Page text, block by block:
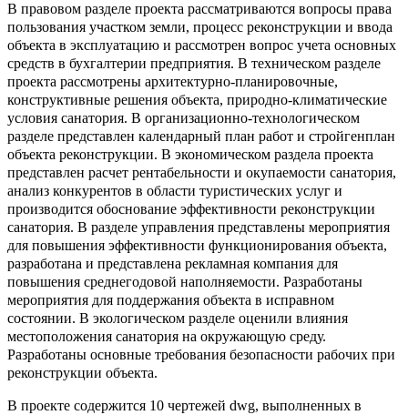
В правовом разделе проекта рассматриваются вопросы права
пользования участком земли, процесс реконструкции и ввода
объекта в эксплуатацию и рассмотрен вопрос учета основных
средств в бухгалтерии предприятия. В техническом разделе
проекта рассмотрены архитектурно-планировочные,
конструктивные решения объекта, природно-климатические
условия санатория. В организационно-технологическом
разделе представлен календарный план работ и стройгенплан
объекта реконструкции. В экономическом раздела проекта
представлен расчет рентабельности и окупаемости санатория,
анализ конкурентов в области туристических услуг и
производится обоснование эффективности реконструкции
санатория. В разделе управления представлены мероприятия
для повышения эффективности функционирования объекта,
разработана и представлена рекламная компания для
повышения среднегодовой наполняемости. Разработаны
мероприятия для поддержания объекта в исправном
состоянии. В экологическом разделе оценили влияния
местоположения санатория на окружающую среду.
Разработаны основные требования безопасности рабочих при
реконструкции объекта.
В проекте содержится 10 чертежей dwg, выполненных в